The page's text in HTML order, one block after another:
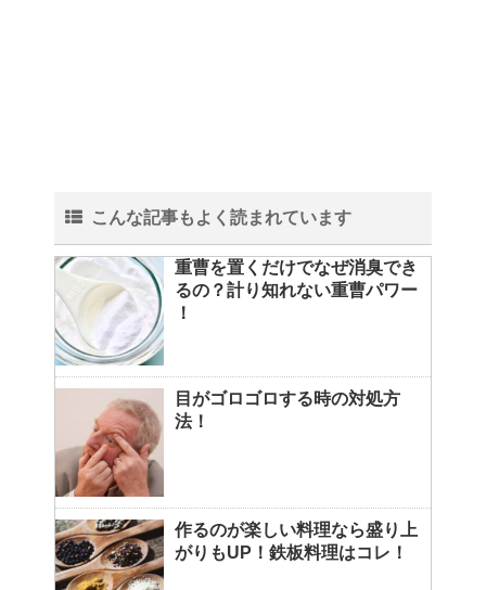
こんな記事もよく読まれています
重曹を置くだけでなぜ消臭でき
るの？計り知れない重曹パワー
！
目がゴロゴロする時の対処方
法！
作るのが楽しい料理なら盛り上
がりもUP！鉄板料理はコレ！